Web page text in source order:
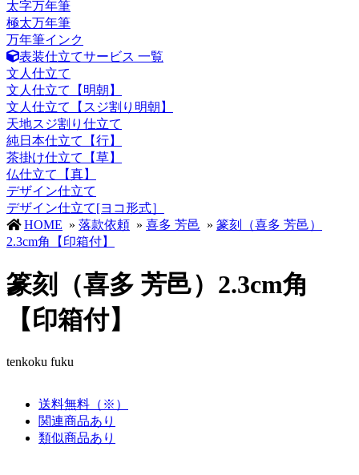
太字万年筆
極太万年筆
万年筆インク
表装仕立てサービス 一覧
文人仕立て
文人仕立て【明朝】
文人仕立て【スジ割り明朝】
天地スジ割り仕立て
純日本仕立て【行】
茶掛け仕立て【草】
仏仕立て【真】
デザイン仕立て
デザイン仕立て[ヨコ形式］
HOME » 落款依頼 » 喜多 芳邑 » 篆刻（喜多 芳邑）
2.3cm角【印箱付】
篆刻（喜多 芳邑）2.3cm角
【印箱付】
tenkoku fuku
送料無料（※）
関連商品あり
類似商品あり